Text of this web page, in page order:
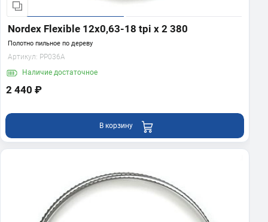
Nordex Flexible 12х0,63-18 tpi x 2 380
Полотно пильное по дереву
Артикул: PP036A
Наличие достаточное
2 440 ₽
В корзину